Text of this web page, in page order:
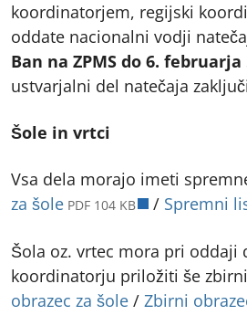
koordinatorjem, regijski
oddate nacionalni vodji
Ban na ZPMS do 6. februarja
ustvarjalni del natečaja
Šole in vrtci
Vsa dela morajo imeti
za šole PDF 104 KB odpre v
/ Spremni
Šola oz. vrtec mora pri oddaji
koordinatorju priložiti še
obrazec za šole / Zbirni